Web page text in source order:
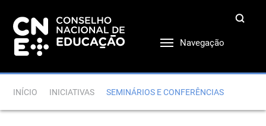
Navegação
INÍCIO INICIATIVAS SEMINÁRIOS E CONFERÊNCIAS